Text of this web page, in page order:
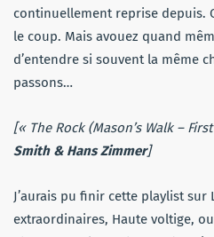
continuellement reprise depuis.
le coup. Mais avouez quand
d’entendre si souvent la même
passons…
[« The Rock (Mason’s Walk –
Smith & Hans Zimmer]
J’aurais pu finir cette playlist sur
extraordinaires, Haute voltige,